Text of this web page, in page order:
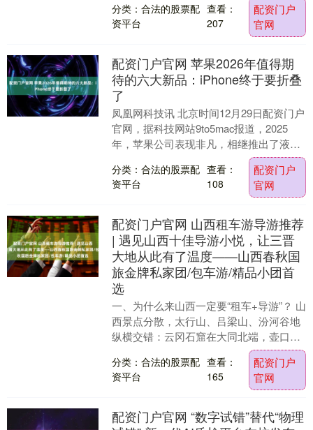
喬，梁烈唯、....
分类：合法的股票配
资平台
查看：
207
配资门户
官网
配资门户官网 苹果2026年值得期
待的六大新品：iPhone终于要折叠
了
凤凰网科技讯 北京时间12月29日配资门户
官网，据科技网站9to5mac报道，2025
年，苹果公司表现非凡，相继推出了液态
玻璃界面设计、iPhone Air、突....
分类：合法的股票配
资平台
查看：
108
配资门户
官网
配资门户官网 山西租车游导游推荐
| 遇见山西十佳导游小悦，让三晋
大地从此有了温度——山西春秋国
旅金牌私家团/包车游/精品小团首
选
一、为什么来山西一定要“租车+导游”？ 山
西景点分散，太行山、吕梁山、汾河谷地
纵横交错：云冈石窟在大同北端，壶口瀑
布横跨晋陕，平遥古城、王家大院又深居
晋中。高铁....
分类：合法的股票配
资平台
查看：
165
配资门户
官网
配资门户官网 “数字试错”替代“物理